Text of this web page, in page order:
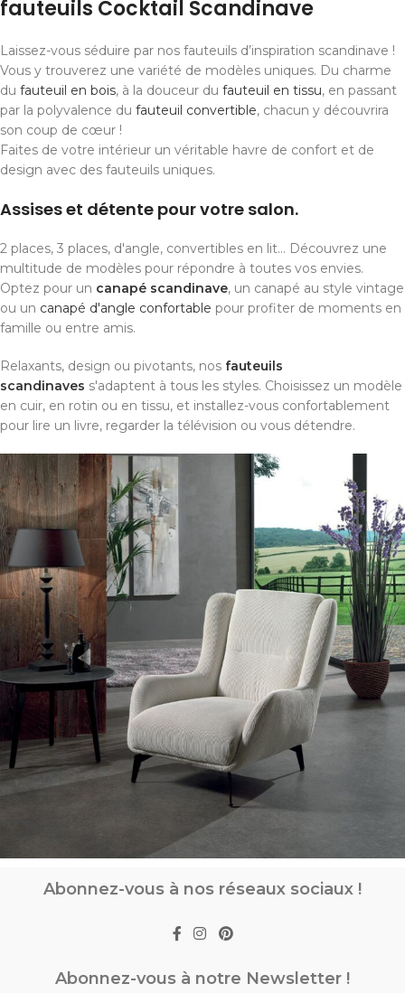
fauteuils Cocktail Scandinave
Laissez-vous séduire par nos fauteuils d’inspiration scandinave !
Vous y trouverez une variété de modèles uniques. Du charme
du fauteuil en bois, à la douceur du fauteuil en tissu, en passant
par la polyvalence du fauteuil convertible, chacun y découvrira
son coup de cœur !
Faites de votre intérieur un véritable havre de confort et de
design avec des fauteuils uniques.
Assises et détente pour votre salon.
2 places, 3 places, d'angle, convertibles en lit... Découvrez une
multitude de modèles pour répondre à toutes vos envies.
Optez pour un canapé scandinave, un canapé au style vintage
ou un canapé d'angle confortable pour profiter de moments en
famille ou entre amis.
Relaxants, design ou pivotants, nos fauteuils
scandinaves s'adaptent à tous les styles. Choisissez un modèle
en cuir, en rotin ou en tissu, et installez-vous confortablement
pour lire un livre, regarder la télévision ou vous détendre.
Abonnez-vous à nos réseaux sociaux !
Abonnez-vous à notre Newsletter !